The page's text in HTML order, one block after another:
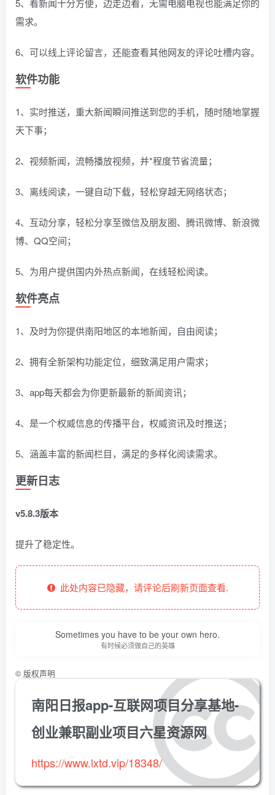
5、看新闻十分方便，边走边看，无需电脑电视也能满足你的
需求。
6、可以线上评论留言，还能查看其他网友的评论吐槽内容。
软件功能
1、实时推送，重大新闻瞬间推送到您的手机，随时随地掌握
天下事；
2、视频新闻，流畅播放视频，并*程度节省流量；
3、离线阅读，一键自动下载，轻松穿越无网络状态；
4、互动分享，轻松分享至微信及朋友圈、腾讯微博、新浪微
博、QQ空间；
5、为用户提供国内外热点新闻，在线轻松阅读。
软件亮点
1、及时为你提供南阳地区的本地新闻，自由阅读；
2、拥有全新架构功能定位，细致满足用户需求；
3、app每天都会为你更新最新的新闻资讯；
4、是一个权威信息的传播平台，权威资讯及时推送；
5、涵盖丰富的新闻栏目，满足的多样化阅读需求。
更新日志
v5.8.3版本
提升了稳定性。
此处内容已隐藏，请评论后刷新页面查看.
Sometimes you have to be your own hero.
有时候必须做自己的英雄
© 版权声明
南阳日报app-互联网项目分享基地-
创业兼职副业项目六星资源网
https://www.lxtd.vip/18348/